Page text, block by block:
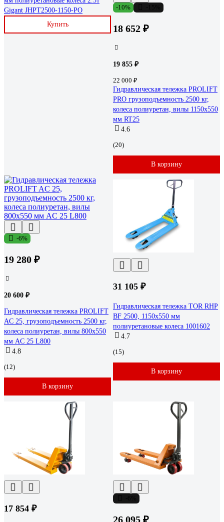
Gigant JHPT2500-1150-PO
Купить
-10%
18 652 ₽
19 855 ₽
22 000 ₽
Гидравлическая тележка PROLIFT
PRO грузоподъемность 2500 кг,
колеса полиуретан, вилы 1150x550
мм RT25
4.6
(20)
В корзину
-6%
19 280 ₽
20 600 ₽
Гидравлическая тележка PROLIFT
AC 25, грузоподъемность 2500 кг,
колеса полиуретан, вилы 800x550
мм AC 25 L800
4.8
(12)
В корзину
31 105 ₽
Гидравлическая тележка TOR RHP
BF 2500, 1150х550 мм
полиуретановые колеса 1001602
4.7
(15)
В корзину
17 854 ₽
26 095 ₽